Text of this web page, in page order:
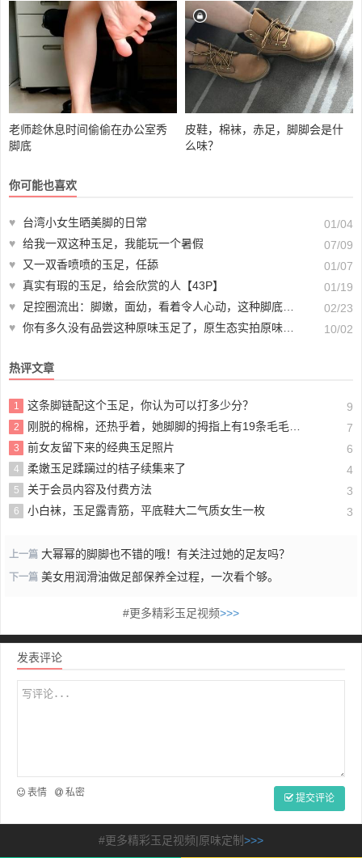
老师趁休息时间偷偷在办公室秀
脚底
皮鞋，棉袜，赤足，脚脚会是什
么味？
你可能也喜欢
♥ 台湾小女生晒美脚的日常
01/04
♥ 给我一双这种玉足，我能玩一个暑假
07/09
♥
又一双香喷喷的玉足，任舔
01/07
♥ 真实有瑕的玉足，给会欣赏的人【43P】
01/19
♥
足控圈流出：脚嫩，面幼，看着令人心动，这种脚底，忍不住舔呀！
02/23
♥ 你有多久没有品尝这种原味玉足了，原生态实拍原味棉袜 10/02
热评文章
1 这条脚链配这个玉足，你认为可以打多少分？ 9
2 刚脱的棉棉，还热乎着，她脚脚的拇指上有19条毛毛，不信你数数 7
3 前女友留下来的经典玉足照片 6
4 柔嫩玉足蹂躏过的桔子续集来了 4
5 关于会员内容及付费方法 3
6 小白袜，玉足露青筋，平底鞋大二气质女生一枚 3
上一篇 大幂幂的脚脚也不错的哦！有关注过她的足友吗？
下一篇 美女用润滑油做足部保养全过程，一次看个够。
#更多精彩玉足视频>>>
发表评论
表情 私密 提交评论
#更多精彩玉足视频|原味定制>>>